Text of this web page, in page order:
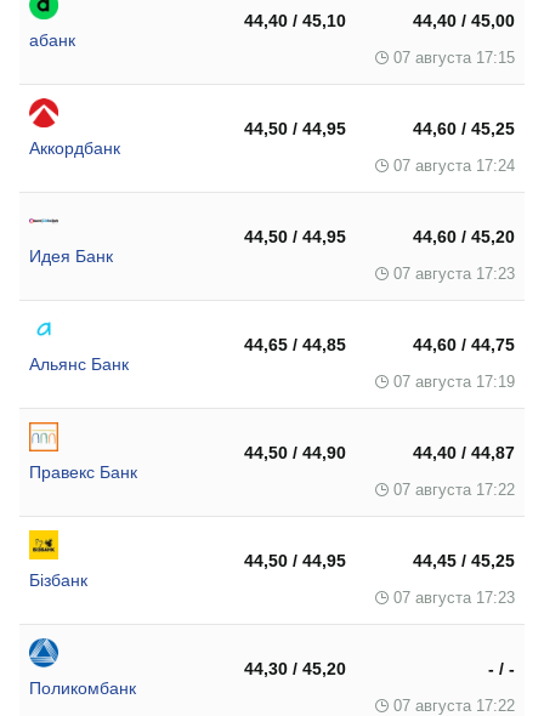
абанк
44,40 / 45,10 44,40 / 45,00
07 августа 17:15
Аккордбанк
44,50 / 44,95 44,60 / 45,25
07 августа 17:24
Идея Банк
44,50 / 44,95 44,60 / 45,20
07 августа 17:23
Альянс Банк
44,65 / 44,85 44,60 / 44,75
07 августа 17:19
Правекс Банк
44,50 / 44,90 44,40 / 44,87
07 августа 17:22
Бізбанк
44,50 / 44,95 44,45 / 45,25
07 августа 17:23
Поликомбанк
44,30 / 45,20 - / -
07 августа 17:22